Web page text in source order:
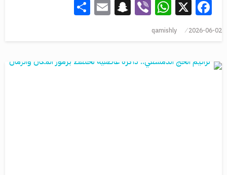
Facebook
X
WhatsApp
Viber
Snapchat
Email
2026-06-02
qamishly